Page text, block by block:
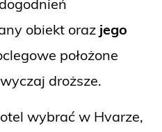
obiekt oraz jego
położone
droższe.
wybrać w Hvarze,